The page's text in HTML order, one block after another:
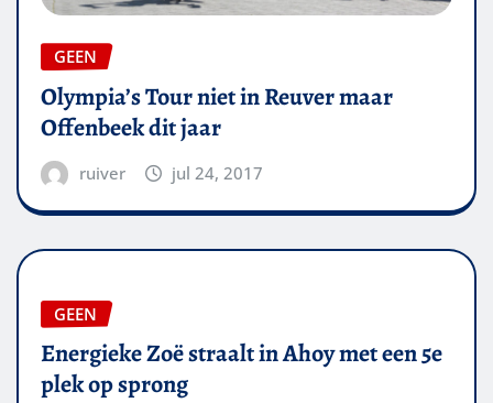
GEEN
Olympia’s Tour niet in Reuver maar
Offenbeek dit jaar
ruiver jul 24, 2017
GEEN
Energieke Zoë straalt in Ahoy met een 5e
plek op sprong